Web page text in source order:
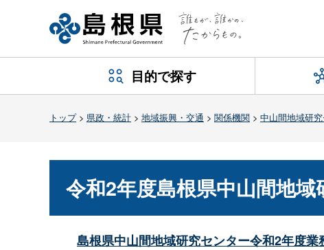
目的で探す
トップ> 県政・統計 > 地域振興・交通 > 関係機関 > 中山間地域研
令和2年度島根県中山間地
島根県中山間地域研究センター令和2年度業